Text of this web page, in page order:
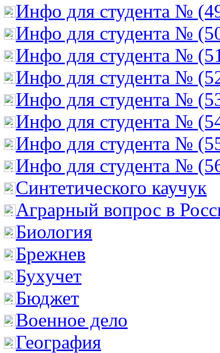
Инфо для студента №
Инфо для студента №
Инфо для студента №
Инфо для студента №
Инфо для студента №
Инфо для студента №
Инфо для студента №
Инфо для студента №
Cинтетического каучук
Аграрный вопрос в
Биология
Брежнев
Бухучет
Бюджет
Военное дело
География